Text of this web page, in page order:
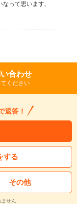
って思います。
合わせ
ください
返答！
する
その他
せん